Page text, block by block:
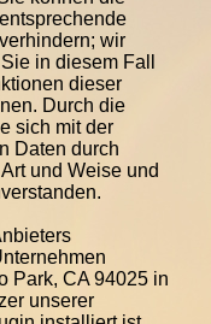
wir
in diesem Fall
dieser
Durch die
sich mit der
Daten durch
und Weise und
Park, CA 94025 in
unserer